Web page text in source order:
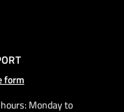
form
Monday to